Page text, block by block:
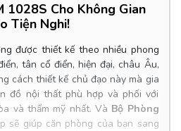
1028S Cho Không Gian
Tiện Nghi!
được thiết kế theo nhiều phong
tân cổ điển, hiện đại, châu Âu,
cách thiết kế chủ đạo này mà gia
đồ nội thất phù hợp và phối với
và thẩm mỹ nhất. Và Bộ Phòng
sẽ giúp căn phòng của bạn sang